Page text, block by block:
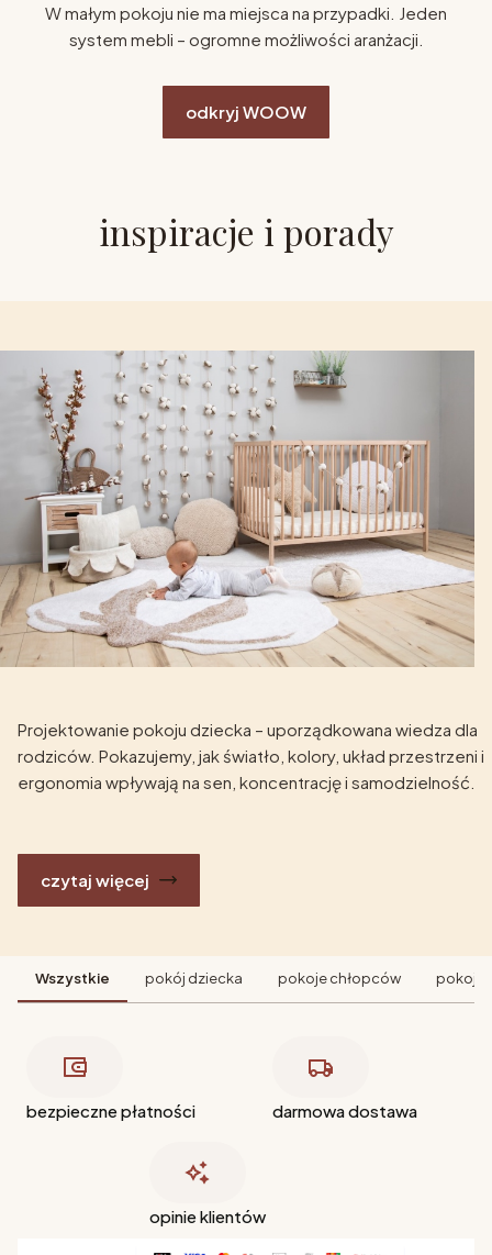
W małym pokoju nie ma miejsca na przypadki. Jeden
system mebli – ogromne możliwości aranżacji.
odkryj WOOW
inspiracje i porady
Projektowanie pokoju dziecka – uporządkowana wiedza dla
rodziców. Pokazujemy, jak światło, kolory, układ przestrzeni i
ergonomia wpływają na sen, koncentrację i samodzielność.
czytaj więcej
Wszystkie pokój dziecka pokoje chłopców pokoje
bezpieczne płatności darmowa dostawa
opinie klientów